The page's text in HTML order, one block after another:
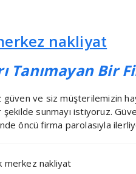
Tanımayan Bir
güven ve siz müşterilemizin
sunmayı istiyoruz.
öncü firma parolasıyla